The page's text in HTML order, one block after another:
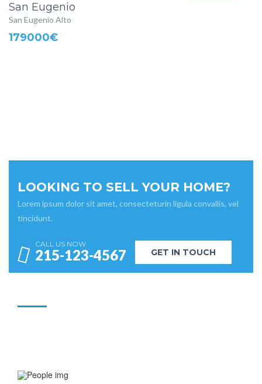
San Eugenio
San Eugenio Alto
179000€
LOOKING TO SELL YOUR HOME?
Lorem ipsum dolor sit amet, consecteturin ligula convallis, vel
tincidunt.
CALL US NOW
215-123-4567 GET IN TOUCH